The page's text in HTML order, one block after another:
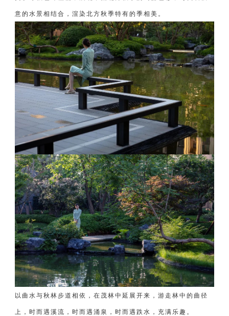
意的水景相结合，渲染北方秋季特有的季相美。
以曲水与秋林步道相依，在茂林中延展开来，游走林中的曲径
上，时而遇溪流，时而遇涌泉，时而遇跌水，充满乐趣。